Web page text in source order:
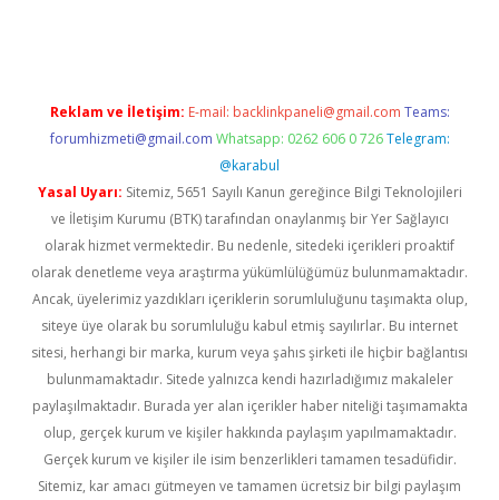
Reklam ve İletişim: E-mail: backlinkpaneli@gmail.com Teams:
forumhizmeti@gmail.com Whatsapp: 0262 606 0 726 Telegram:
@karabul
Yasal Uyarı: Sitemiz, 5651 Sayılı Kanun gereğince Bilgi Teknolojileri
ve İletişim Kurumu (BTK) tarafından onaylanmış bir Yer Sağlayıcı
olarak hizmet vermektedir. Bu nedenle, sitedeki içerikleri proaktif
olarak denetleme veya araştırma yükümlülüğümüz bulunmamaktadır.
Ancak, üyelerimiz yazdıkları içeriklerin sorumluluğunu taşımakta olup,
siteye üye olarak bu sorumluluğu kabul etmiş sayılırlar. Bu internet
sitesi, herhangi bir marka, kurum veya şahıs şirketi ile hiçbir bağlantısı
bulunmamaktadır. Sitede yalnızca kendi hazırladığımız makaleler
paylaşılmaktadır. Burada yer alan içerikler haber niteliği taşımamakta
olup, gerçek kurum ve kişiler hakkında paylaşım yapılmamaktadır.
Gerçek kurum ve kişiler ile isim benzerlikleri tamamen tesadüfidir.
Sitemiz, kar amacı gütmeyen ve tamamen ücretsiz bir bilgi paylaşım